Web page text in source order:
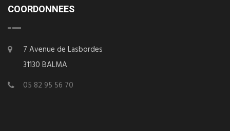
COORDONNEES
7 Avenue de Lasbordes
31130 BALMA
05 82 95 56 70